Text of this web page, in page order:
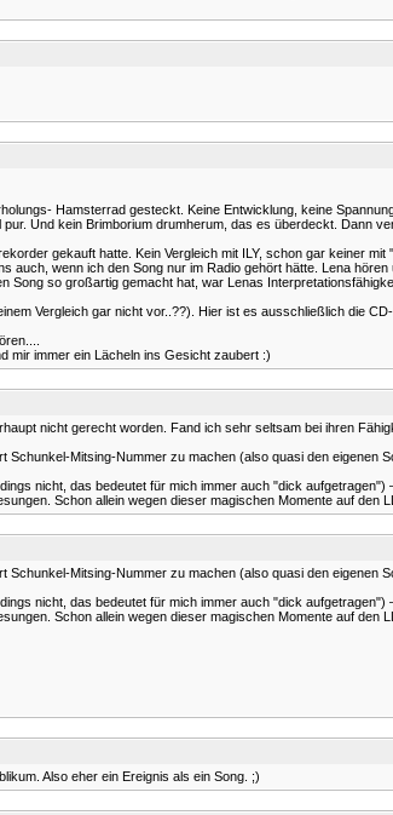
Hamsterrad gesteckt. Keine Entwicklung, keine
Und kein Brimborium drumherum, das es überdeckt. Dann
gekauft hatte. Kein Vergleich mit ILY, schon gar keiner mit
wenn ich den Song nur im Radio gehört hätte. Lena
so großartig gemacht hat, war Lenas
Vergleich gar nicht vor..??). Hier ist es ausschließlich die
mir immer ein Lächeln ins Gesicht zaubert :)
nicht gerecht worden. Fand ich sehr seltsam bei ihren
Mitsing-Nummer zu machen (also quasi den eigenen
nicht, das bedeutet für mich immer auch "dick
Schon allein wegen dieser magischen Momente auf den
Mitsing-Nummer zu machen (also quasi den eigenen
nicht, das bedeutet für mich immer auch "dick
Schon allein wegen dieser magischen Momente auf den
Also eher ein Ereignis als ein Song. ;)